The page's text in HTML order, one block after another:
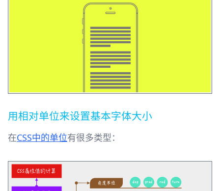
用相对单位来设置基本字体大小
在CSS中的单位有很多类型：